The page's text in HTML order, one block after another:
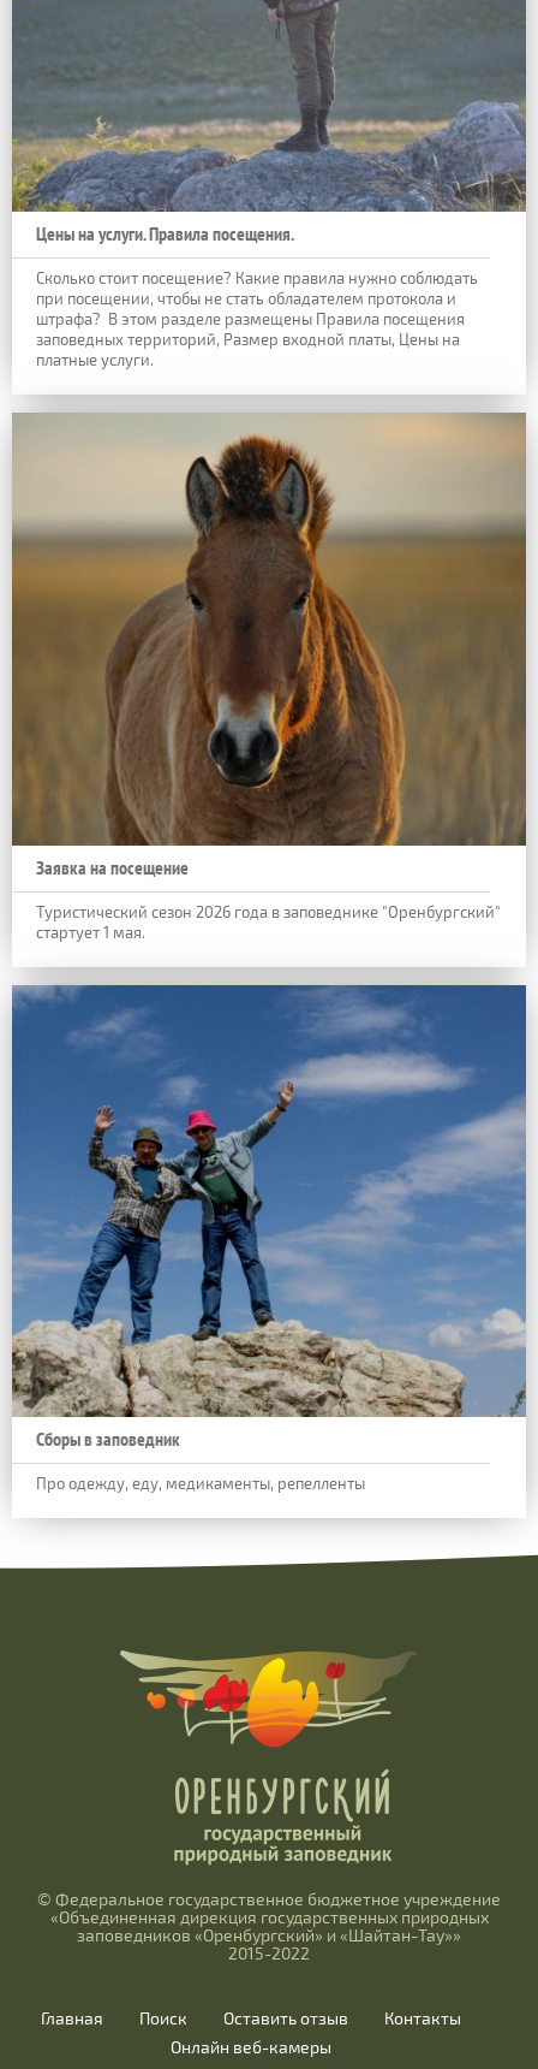
Цены на услуги. Правила посещения.
Сколько стоит посещение? Какие правила нужно соблюдать
при посещении, чтобы не стать обладателем протокола и
штрафа? В этом разделе размещены Правила посещения
заповедных территорий, Размер входной платы, Цены на
платные услуги.
Заявка на посещение
Туристический сезон 2026 года в заповеднике "Оренбургский"
стартует 1 мая.
Сборы в заповедник
Про одежду, еду, медикаменты, репелленты
© Федеральное государственное бюджетное учреждение
«Объединенная дирекция государственных природных
заповедников «Оренбургский» и «Шайтан-Тау»»
2015-2022
Главная Поиск Оставить отзыв
Контакты
Онлайн веб-камеры